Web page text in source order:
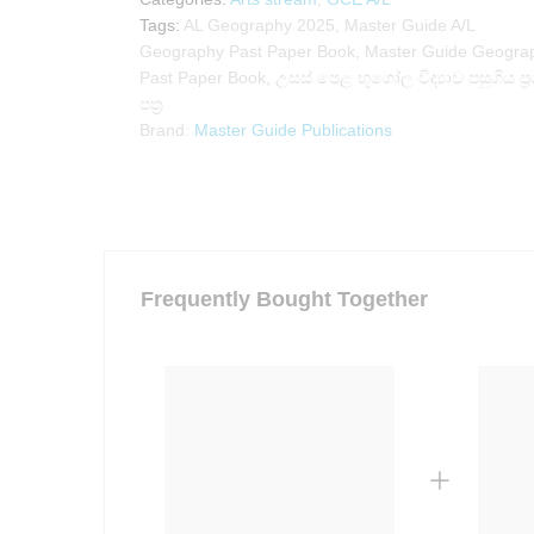
Tags: AL Geography 2025
Master Guide A/L
Geography Past Paper Book
Master Guide
Past Paper Book
උසස් පෙළ භූගෝල විද්‍යාව පසුගිය
පත්‍ර
Brand: Master Guide Publications
Frequently Bought Together